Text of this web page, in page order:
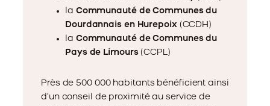
la Communauté de Communes du
Dourdannais en Hurepoix(CCDH)
la Communauté de Communes du
Pays de Limours(CCPL)
Près de 500 000 habitants bénéficient ainsi
d’un conseil de proximité au service de